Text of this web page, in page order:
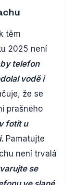
těm
2025 není
telefon
vodě i
že se
prašného
fotit u
Pamatujte
není trvalá
se